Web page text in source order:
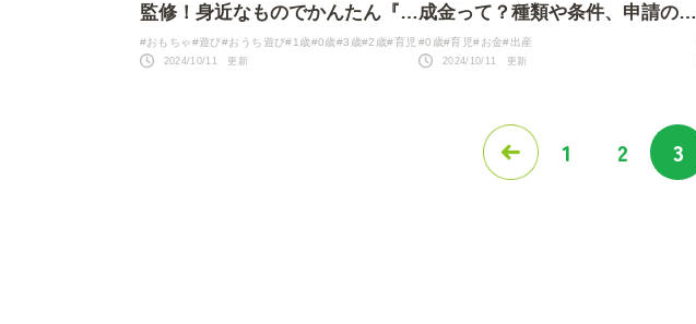
監修！身近なものでかんたん『お
うちでゼロ円遊び』
#おもちゃ#遊び#おうち遊び#1歳#0歳#3歳#2歳#育児
2024/10/11 更新
成金って？種類や条件、申請のコ
ツをやさしく解説！
#0歳#育児#お金#出産
2024/10/11 更新
1 2 3